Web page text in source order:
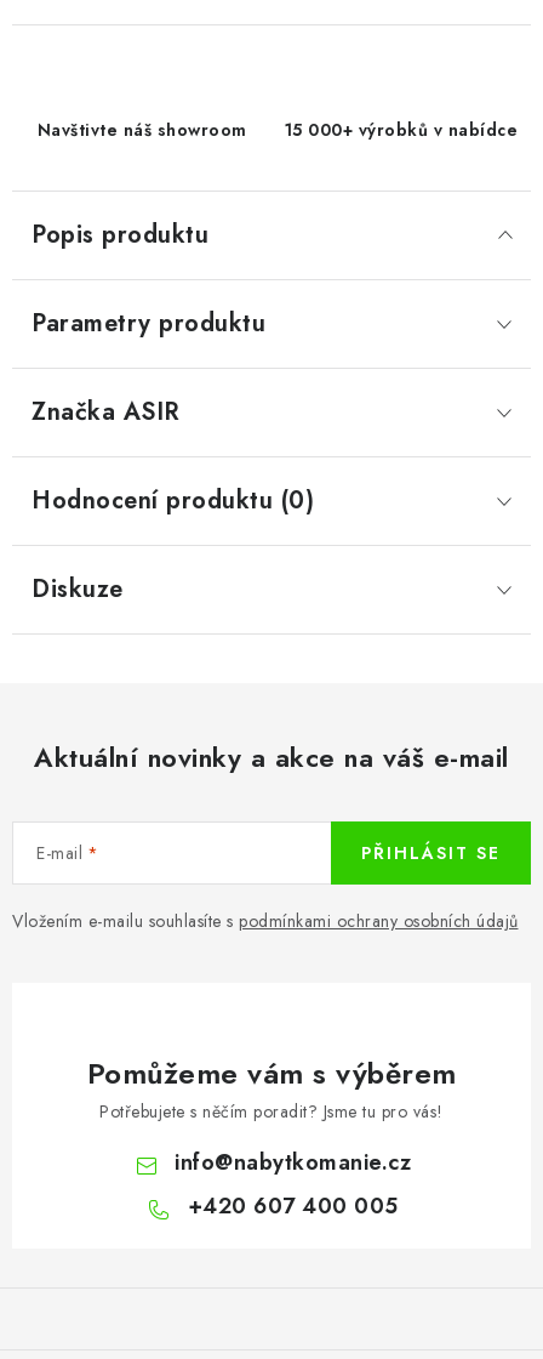
Navštivte náš showroom 15 000+ výrobků v nabídce
Popis produktu
Parametry produktu
Značka ASIR
Hodnocení produktu (0)
Diskuze
Aktuální novinky a akce na váš e-mail
E-mail
Vložením e-mailu souhlasíte s podmínkami ochrany osobních údajů
PŘIHLÁSIT SE
Pomůžeme vám s výběrem
Potřebujete s něčím poradit? Jsme tu pro vás!
info@nabytkomanie.cz
+420 607 400 005